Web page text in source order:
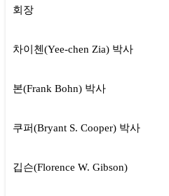
회장
차이첸(Yee-chen Zia)
본(Frank Bohn) 박사 워
쿠퍼(Bryant S. Cooper) 박사
깁슨(Florence W. Gibson)